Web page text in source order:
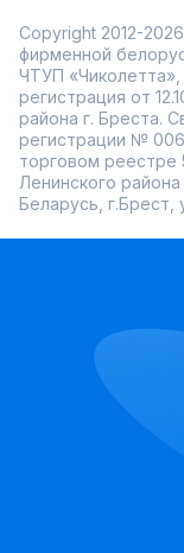
Copyright 2012-
фирменной
ЧТУП «Чиколетта»,
регистрация от
района г. Бреста.
регистрации №
торговом реестре
Ленинского
Беларусь, г.Брест,